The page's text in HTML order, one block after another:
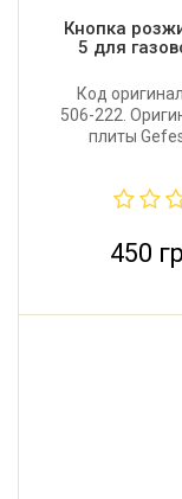
Кнопка
5 для
Код
506-222.
плиты
450